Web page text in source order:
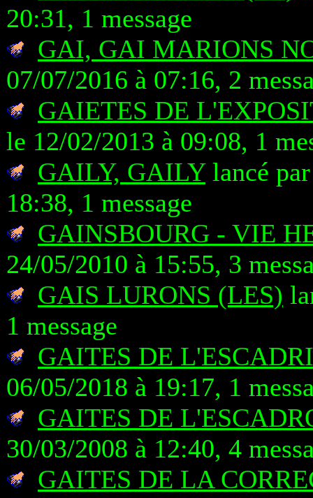
20:31, 1 message
GAI, GAI MARIONS
07/07/2016 à 07:16, 2
GAIETES DE
le 12/02/2013 à 09:08, 1
GAILY, GAILYlancé
18:38, 1 message
GAINSBOURG - VIE
24/05/2010 à 15:55, 3
GAIS LURONS (LES)
1 message
GAITES DE
06/05/2018 à 19:17, 1
GAITES DE
30/03/2008 à 12:40, 4
GAITES DE LA